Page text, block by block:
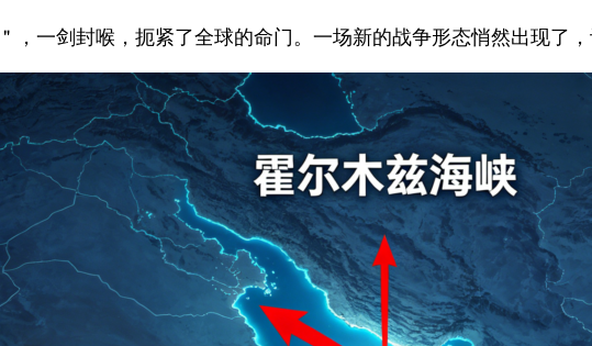
，一剑封喉，扼紧了全球的命门。一场新的战争形态悄然出现了